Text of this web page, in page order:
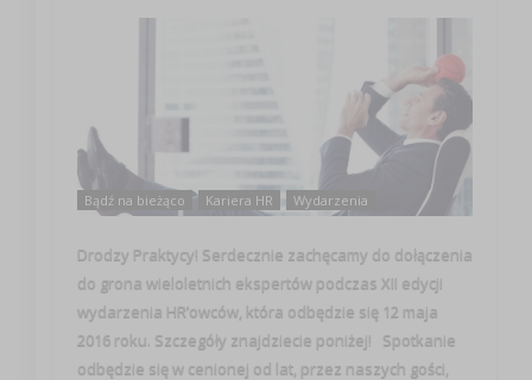
Bądź na bieżąco Kariera HR Wydarzenia
Drodzy Praktycy! Serdecznie zachęcamy do dołączenia
do grona wieloletnich ekspertów podczas XII edycji
wydarzenia HR’owców, która odbędzie się 12 maja
2016 roku. Szczegóły znajdziecie poniżej! Spotkanie
odbędzie się w cenionej od lat, przez naszych gości,